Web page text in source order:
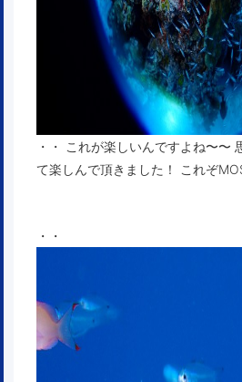
・・ これが楽しいんですよね〜〜
て楽しんで頂きました！ これぞ
・・